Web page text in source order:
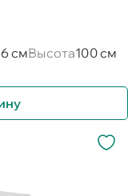
смВысота100 см